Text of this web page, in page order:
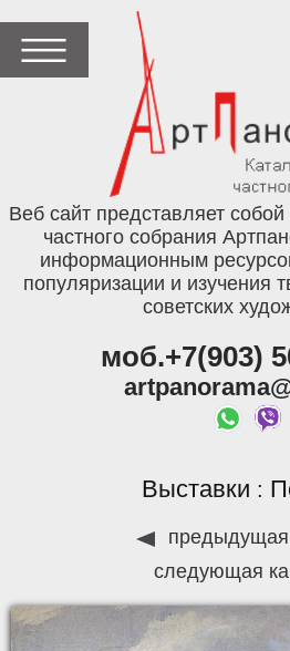
Веб сайт представляет
частного собрания
информационным
популяризации и изучения
советских
моб.+7(903)
Выставки :
предыдущая
следующая